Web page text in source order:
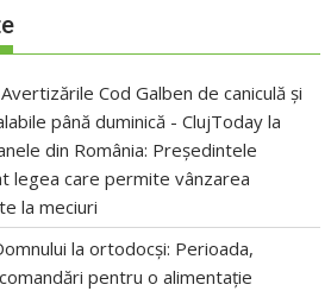
Cod Galben de caniculă și
până duminică - ClujToday la
din România: Președintele
legea care permite vânzarea
la meciuri
la ortodocși: Perioada,
pentru o alimentație